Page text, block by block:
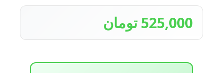
525,000 تومان